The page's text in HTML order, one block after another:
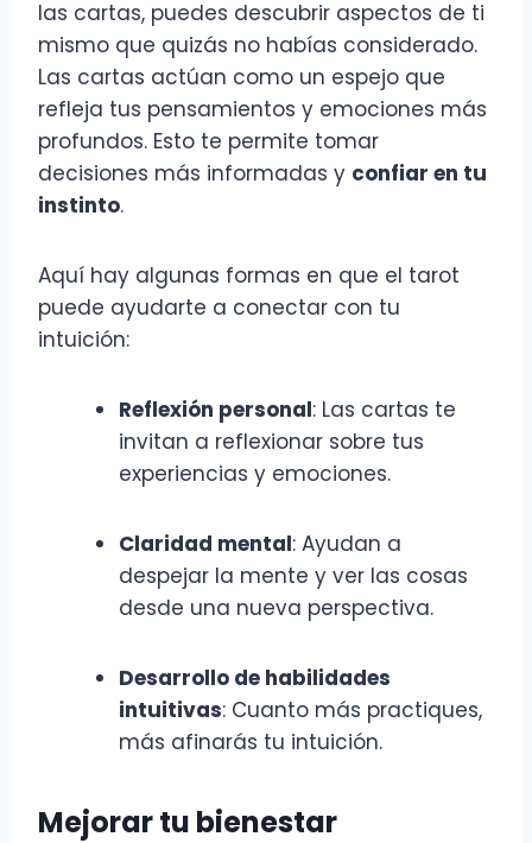
las cartas, puedes descubrir aspectos de ti
mismo que quizás no habías considerado.
Las cartas actúan como un espejo que
refleja tus pensamientos y emociones más
profundos. Esto te permite tomar
decisiones más informadas y confiar en tu
instinto.
Aquí hay algunas formas en que el tarot
puede ayudarte a conectar con tu
intuición:
Reflexión personal: Las cartas te
invitan a reflexionar sobre tus
experiencias y emociones.
Claridad mental: Ayudan a
despejar la mente y ver las cosas
desde una nueva perspectiva.
Desarrollo de habilidades
intuitivas: Cuanto más practiques,
más afinarás tu intuición.
Mejorar tu bienestar